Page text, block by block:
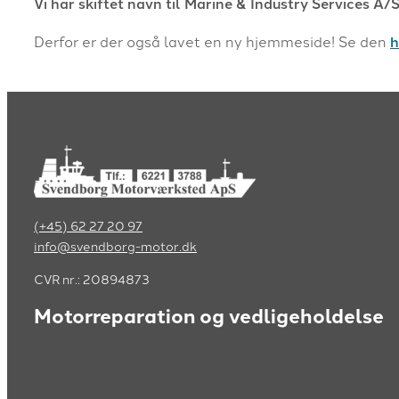
Derfor er der også lavet en ny hjemmeside! Se den
(+45) 62 27 20 97
info@svendborg-motor.dk
CVR nr.: 20894873
Motorreparation og vedligeholdelse